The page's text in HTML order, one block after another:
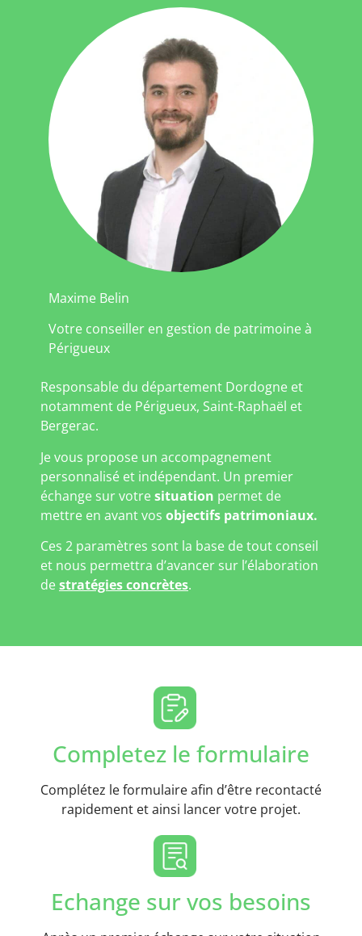
Maxime Belin
Votre conseiller en gestion de patrimoine à
Périgueux
Responsable du département Dordogne et
notamment de Périgueux, Saint-Raphaël et
Bergerac.
Je vous propose un accompagnement
personnalisé et indépendant. Un premier
échange sur votresituation permet de
mettre en avant vos objectifs patrimoniaux.
Ces 2 paramètres sont la base de tout conseil
et nous permettra d’avancer sur l’élaboration
destratégies concrètes.
Completez le formulaire
Complétez le formulaire afin d’être recontacté
rapidement et ainsi lancer votre projet.
Echange sur vos besoins